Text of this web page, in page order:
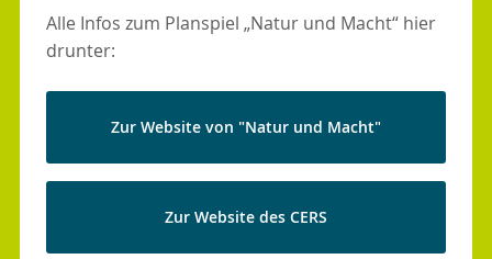
Alle Infos zum Planspiel „Natur und Macht“ hier
drunter:
Zur Website von "Natur und Macht"
Zur Website des CERS